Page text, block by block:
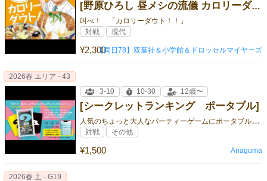
[野原ひろし 昼メシの流儀 カロリーダウト!]
叫べ！ 「カロリーダウト！！」
¥2,300
対戦 現代
【両日78】双葉社＆小学館＆ドロッセルマイヤーズ
[シークレットランキング ポータブル]
人
気のちょっと大人なパーティーゲームにポータブル版が登場！
¥1,500
2026春 エリア - 43
3-10
10-30 12歳〜
対戦 その他
Anaguma
2026春 土 - G19